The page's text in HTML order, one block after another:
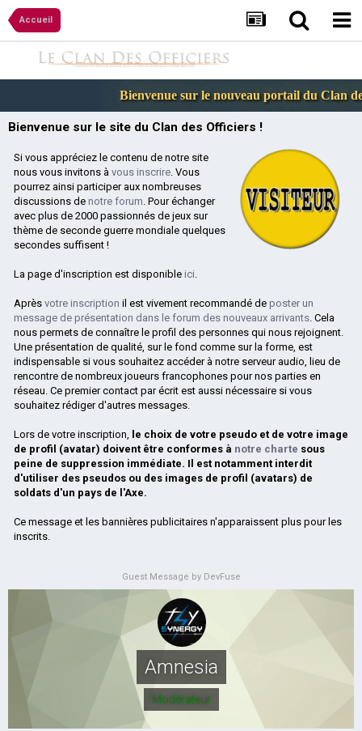
Accueil
Bienvenue sur le nouveau portail du Clan
Bienvenue sur le site du Clan des Officiers !
Si vous appréciez le contenu de notre site
nous vous invitons à vous inscrire. Vous
pourrez ainsi participer aux nombreuses
discussions de notre forum. Pour échanger
avec plus de 2000 passionnés de jeux sur
thème de seconde guerre mondiale quelques
secondes suffisent !
La page d'inscription est disponible ici.
Après votre inscription il est vivement recommandé de poster un
message de présentation dans le forum des nouveaux arrivants. Cela
nous permets de connaître le profil des personnes qui nous rejoignent.
Une présentation de qualité, sur le fond comme sur la forme, est
indispensable si vous souhaitez accéder à notre serveur audio, lieu de
rencontre de nombreux joueurs francophones pour nos parties en
réseau. Ce premier contact par écrit est aussi nécessaire si vous
souhaitez rédiger d'autres messages.
Lors de votre inscription, le choix de votre pseudo et de votre image
de profil (avatar) doivent être conformes à notre charte sous
peine de suppression immédiate. Il est notamment interdit
d'utiliser des pseudos ou des images de profil (avatars) de
soldats d'un pays de l'Axe.
Ce message et les bannières publicitaires n'apparaissent plus pour les
inscrits.
Guest Message by DevFuse
Amnesia
Modérateur